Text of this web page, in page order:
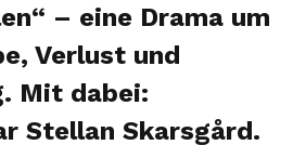
– eine Drama um
Verlust und
Mit dabei:
Stellan Skarsgård.